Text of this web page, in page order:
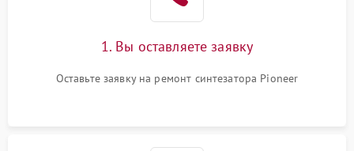
1. Вы оставляете заявку
Оставьте заявку на ремонт синтезатора Pioneer